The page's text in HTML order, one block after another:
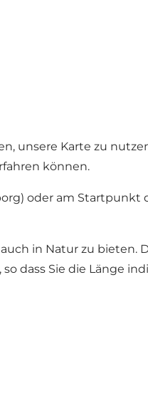
unsere Karte zu
können.
oder am Startpunkt
in Natur zu bieten.
dass Sie die Länge